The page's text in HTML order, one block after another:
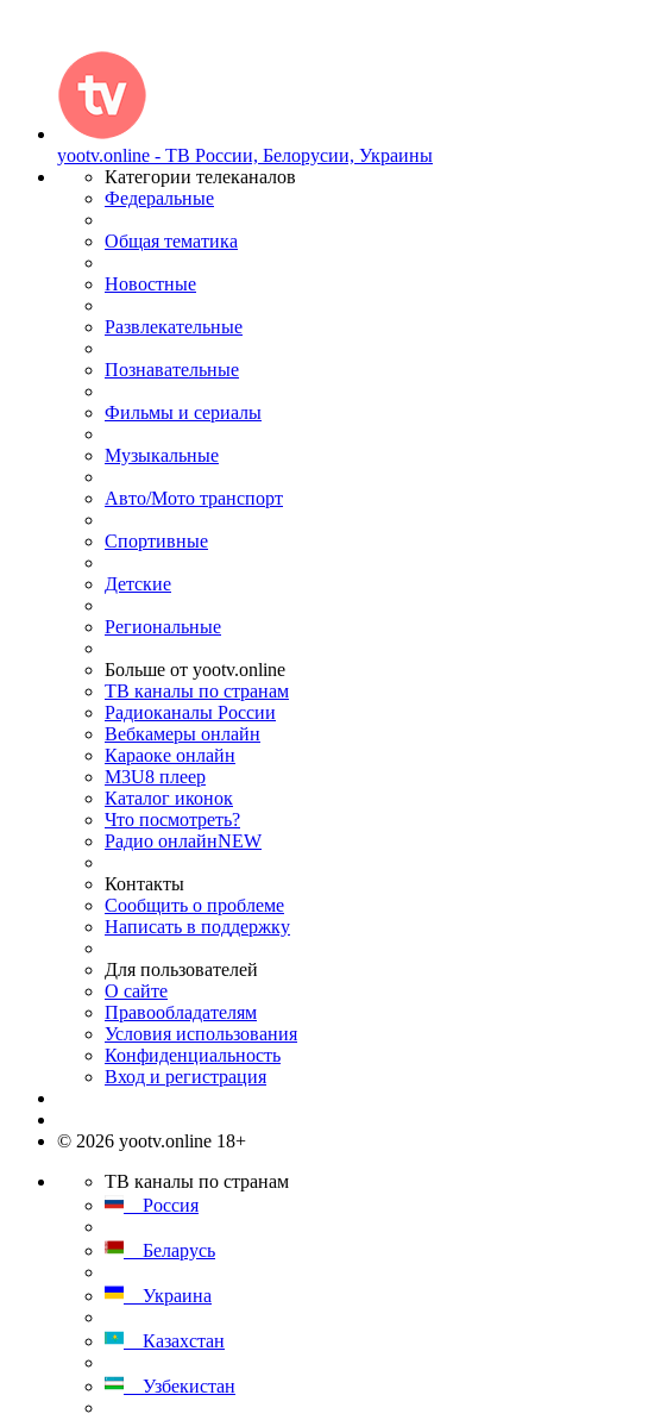
yootv.online - ТВ России, Белорусии, Украины
Категории телеканалов
Федеральные
Общая тематика
Новостные
Развлекательные
Познавательные
Фильмы и сериалы
Музыкальные
Авто/Мото транспорт
Спортивные
Детские
Региональные
Больше от yootv.online
ТВ каналы по странам
Радиоканалы России
Вебкамеры онлайн
Караоке онлайн
M3U8 плеер
Каталог иконок
Что посмотреть?
Радио онлайнNEW
Контакты
Сообщить о проблеме
Написать в поддержку
Для пользователей
О сайте
Правообладателям
Условия использования
Конфиденциальность
Вход и регистрация
© 2026 yootv.online 18+
ТВ каналы по странам
Россия
Беларусь
Украина
Казахстан
Узбекистан